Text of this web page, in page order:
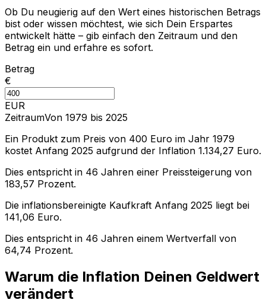
Ob Du neugierig auf den Wert eines historischen Betrags
bist oder wissen möchtest, wie sich Dein Erspartes
entwickelt hätte – gib einfach den Zeitraum und den
Betrag ein und erfahre es sofort.
Betrag
€
EUR
ZeitraumVon 1979 bis 2025
Ein Produkt zum Preis von 400 Euro im Jahr 1979
kostet Anfang 2025 aufgrund der Inflation 1.134,27 Euro.
Dies entspricht in 46 Jahren einer Preissteigerung von
183,57 Prozent.
Die inflationsbereinigte Kaufkraft Anfang 2025 liegt bei
141,06 Euro.
Dies entspricht in 46 Jahren einem Wertverfall von
64,74 Prozent.
Warum die Inflation Deinen Geldwert
verändert